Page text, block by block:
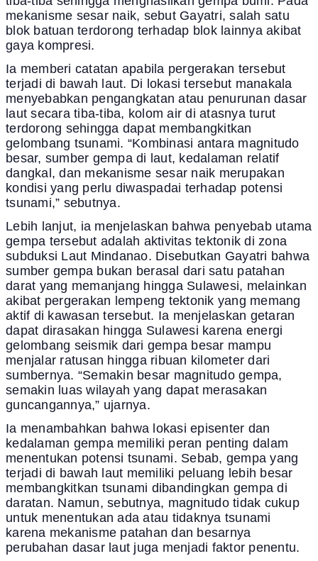
mekanisme sesar naik, sebut Gayatri, salah satu
blok batuan terdorong terhadap blok lainnya akibat
gaya kompresi.
Ia memberi catatan apabila pergerakan tersebut
terjadi di bawah laut. Di lokasi tersebut manakala
menyebabkan pengangkatan atau penurunan dasar
laut secara tiba-tiba, kolom air di atasnya turut
terdorong sehingga dapat membangkitkan
gelombang tsunami. “Kombinasi antara magnitudo
besar, sumber gempa di laut, kedalaman relatif
dangkal, dan mekanisme sesar naik merupakan
kondisi yang perlu diwaspadai terhadap potensi
tsunami,” sebutnya.
Lebih lanjut, ia menjelaskan bahwa penyebab utama
gempa tersebut adalah aktivitas tektonik di zona
subduksi Laut Mindanao. Disebutkan Gayatri bahwa
sumber gempa bukan berasal dari satu patahan
darat yang memanjang hingga Sulawesi, melainkan
akibat pergerakan lempeng tektonik yang memang
aktif di kawasan tersebut. Ia menjelaskan getaran
dapat dirasakan hingga Sulawesi karena energi
gelombang seismik dari gempa besar mampu
menjalar ratusan hingga ribuan kilometer dari
sumbernya. “Semakin besar magnitudo gempa,
semakin luas wilayah yang dapat merasakan
guncangannya,” ujarnya.
Ia menambahkan bahwa lokasi episenter dan
kedalaman gempa memiliki peran penting dalam
menentukan potensi tsunami. Sebab, gempa yang
terjadi di bawah laut memiliki peluang lebih besar
membangkitkan tsunami dibandingkan gempa di
daratan. Namun, sebutnya, magnitudo tidak cukup
untuk menentukan ada atau tidaknya tsunami
karena mekanisme patahan dan besarnya
perubahan dasar laut juga menjadi faktor penentu.